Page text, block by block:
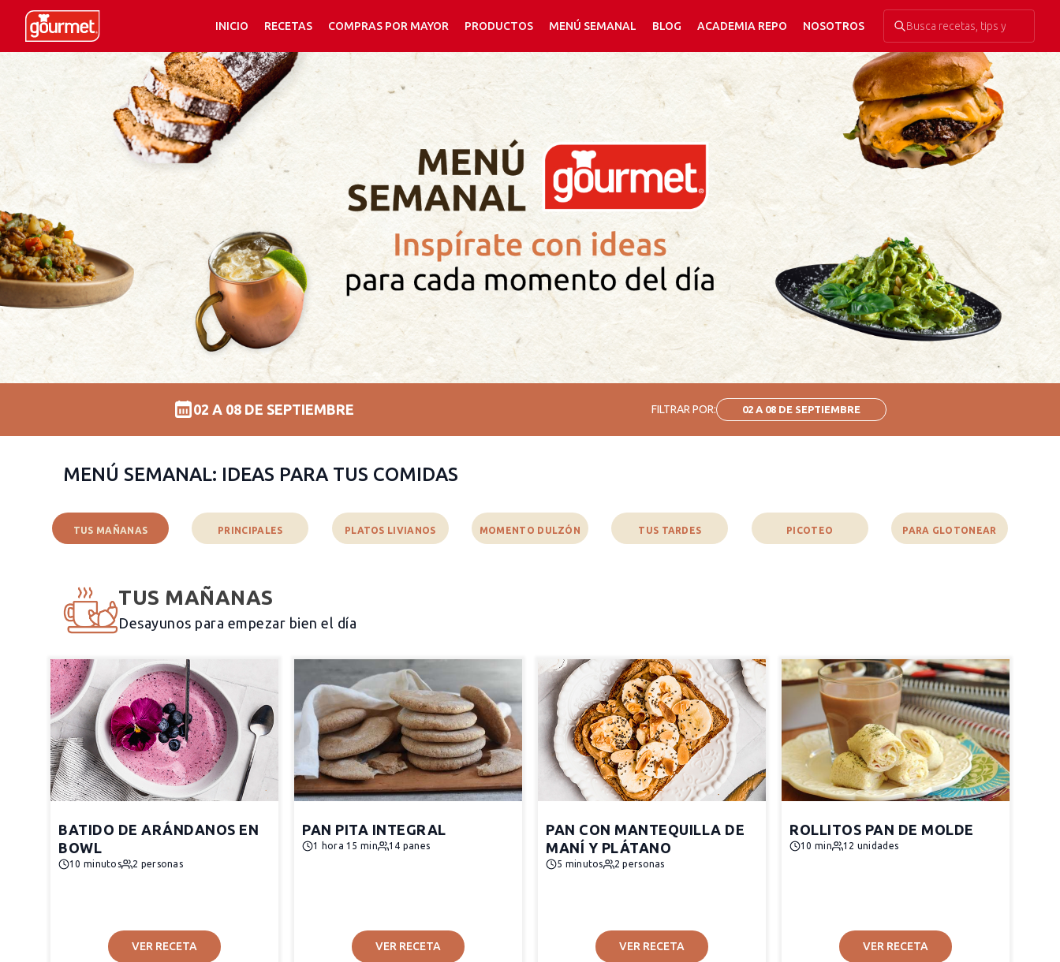
INICIO RECETAS COMPRAS POR MAYOR PRODUCTOS MENÚ SEMANAL BLOG ACADEMIA REPO NOSOTROS
02 A 08 DE SEPTIEMBRE FILTRAR POR: 02 A 08 DE SEPTIEMBRE
MENÚ SEMANAL: IDEAS PARA TUS COMIDAS
TUS MAÑANAS PRINCIPALES PLATOS LIVIANOS MOMENTO DULZÓN TUS TARDES PICOTEO PARA GLOTONEAR
TUS MAÑANAS
Desayunos para empezar bien el día
BATIDO DE ARÁNDANOS EN
BOWL
10 minutos 2 personas
VER RECETA
PAN PITA INTEGRAL
1 hora 15 min 14 panes
VER RECETA
PAN CON MANTEQUILLA DE
MANÍ Y PLÁTANO
5 minutos 2 personas
VER RECETA
ROLLITOS PAN DE MOLDE
10 min 12 unidades
VER RECETA